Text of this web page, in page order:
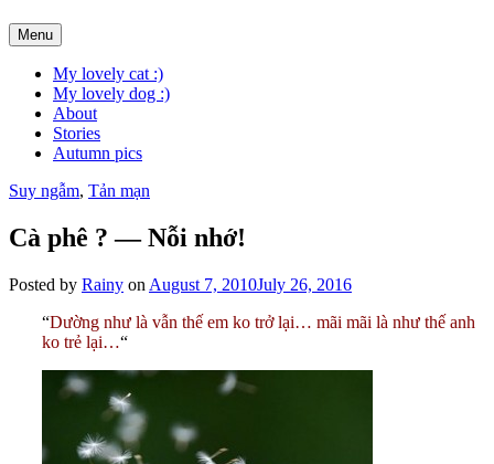
Skip
to
content
Menu
My lovely cat :)
My lovely dog :)
About
Stories
Autumn pics
Suy ngẫm, Tản mạn
Cà phê ? — Nỗi nhớ!
Posted by Rainy on August 7, 2010July 26, 2016
“Dường như là vẫn thế em ko trở lại… mãi mãi là như thế anh
ko trẻ lại…“